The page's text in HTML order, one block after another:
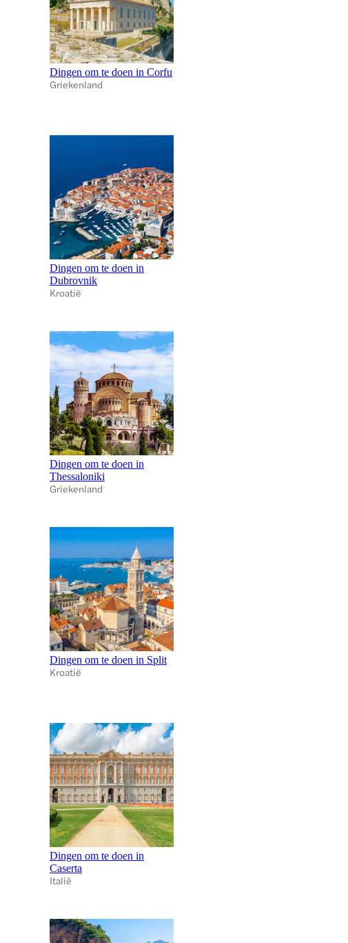
Dingen om te doen in Corfu
Griekenland
Dingen om te doen in
Dubrovnik
Kroatië
Dingen om te doen in
Thessaloniki
Griekenland
Dingen om te doen in Split
Kroatië
Dingen om te doen in
Caserta
Italië